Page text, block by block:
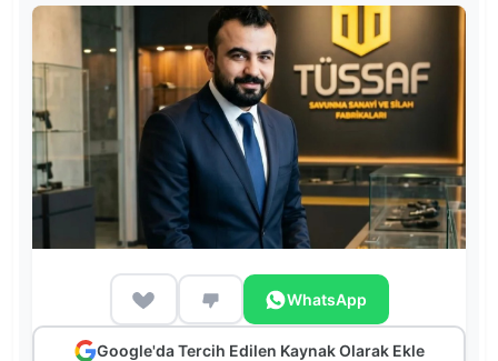
WhatsApp
Google'da Tercih Edilen Kaynak Olarak Ekle